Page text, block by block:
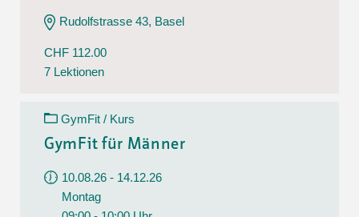
Rudolfstrasse 43, Basel
CHF 112.00
7 Lektionen
GymFit / Kurs
GymFit für Männer
10.08.26 - 14.12.26
Montag